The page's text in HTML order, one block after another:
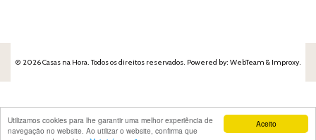
Aceito
Utilizamos cookies para lhe garantir uma melhor experiência de
navegação no website. Ao utilizar o website, confirma que
© 2026 Casas na Hora. Todos os direitos reservados. Powered by: WebTeam & Improxy.